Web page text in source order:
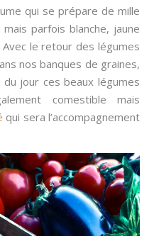
qui se prépare de mille
parfois blanche, jaune
le retour des légumes
nos banques de graines,
jour ces beaux légumes
comestible mais
qui sera l’accompagnement